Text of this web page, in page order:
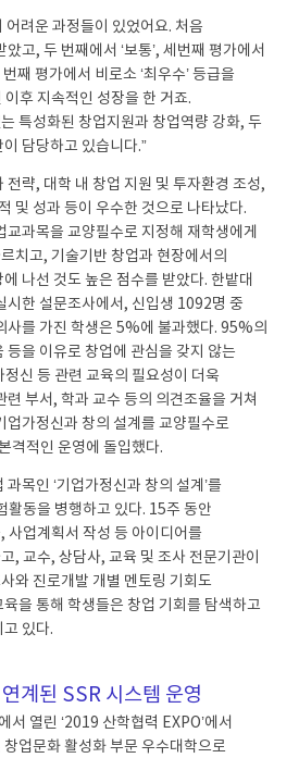
어려운 과정들이 있었어요. 처음
았고, 두 번째에서 ‘보통’, 세번째 평가에서
째 평가에서 비로소 ‘최우수’ 등급을
후 지속적인 성장을 한 거죠.
특성화된 창업지원과 창업역량 강화, 두
담당하고 있습니다.”
전략, 대학 내 창업 지원 및 투자환경 조성,
및 성과 등이 우수한 것으로 나타났다.
과목을 교양필수로 지정해 재학생에게
치고, 기술기반 창업과 현장에서의
나선 것도 높은 점수를 받았다. 한밭대
시한 설문조사에서, 신입생 1092명 중
사를 가진 학생은 5%에 불과했다. 95%의
등을 이유로 창업에 관심을 갖지 않는
신 등 관련 교육의 필요성이 더욱
련 부서, 학과 교수 등의 의견조율을 거쳐
가정신과 창의 설계를 교양필수로
격적인 운영에 돌입했다.
목인 ‘기업가정신과 창의 설계’를
활동을 병행하고 있다. 15주 동안
사업계획서 작성 등 아이디어를
, 교수, 상담사, 교육 및 조사 전문기관이
와 진로개발 개별 멘토링 기회도
을 통해 학생들은 창업 기회를 탐색하고
있다.
계된 SSR 시스템 운영
서 열린 ‘2019 산학협력 EXPO’에서
업문화 활성화 부문 우수대학으로